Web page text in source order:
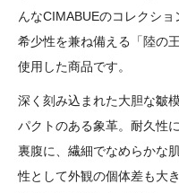
んなCIMABUEのコレクシ
希少性を兼ね備える「陸の
使用した商品です。
深く刻み込まれた大胆な皺
パクトのある象革。耐久性
裏腹に、繊細でなめらかな
性として外観の個体差も大